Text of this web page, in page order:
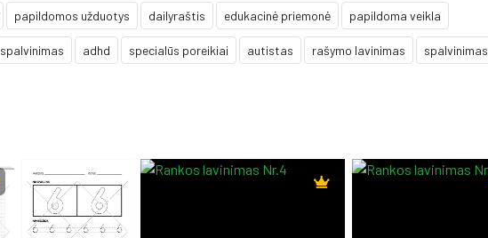
papildomos užduotys dailyraštis edukacinė priemonė papildoma veikla
spalvinimas adhd specialūs poreikiai autistas rašymo lavinimas spalvinimas